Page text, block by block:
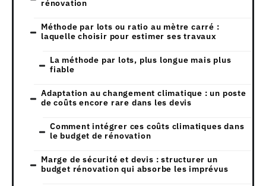
rénovation
Méthode par lots ou ratio au mètre carré :
laquelle choisir pour estimer ses travaux
La méthode par lots, plus longue mais plus
fiable
Adaptation au changement climatique : un poste
de coûts encore rare dans les devis
Comment intégrer ces coûts climatiques dans
le budget de rénovation
Marge de sécurité et devis : structurer un
budget rénovation qui absorbe les imprévus